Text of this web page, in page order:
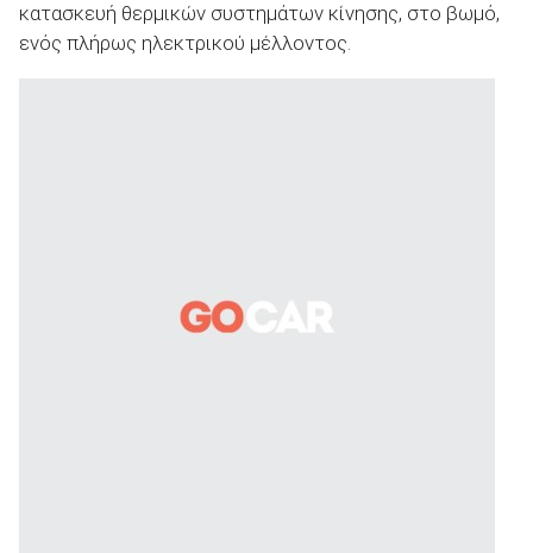
ΑΝΑΖΗΤΗΣΗ
κατασκευή θερμικών συστημάτων κίνησης, στο βωμό,
ενός πλήρως ηλεκτρικού μέλλοντος.